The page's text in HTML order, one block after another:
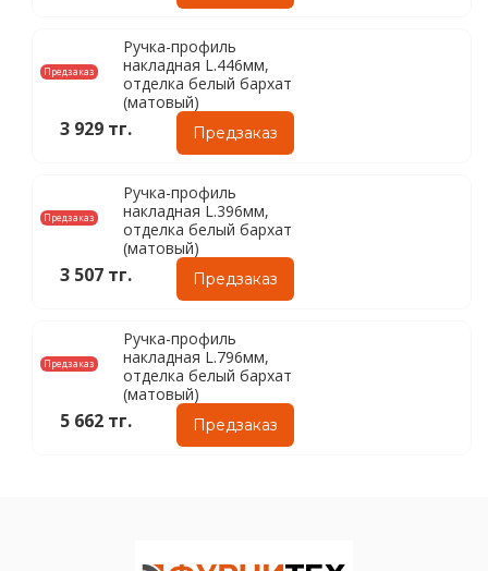
Предзаказ
Ручка-профиль
накладная L.446мм,
отделка белый бархат
(матовый)
3 929 тг. Предзаказ
Предзаказ
Ручка-профиль
накладная L.396мм,
отделка белый бархат
(матовый)
3 507 тг. Предзаказ
Предзаказ
Ручка-профиль
накладная L.796мм,
отделка белый бархат
(матовый)
5 662 тг. Предзаказ